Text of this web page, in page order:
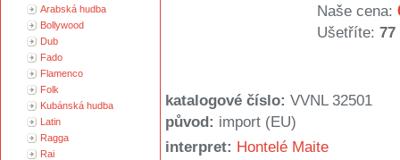
Arabská hudba
Bollywood
Dub
Fado
Flamenco
Folk
Kubánská hudba
Latin
Ragga
Rai
Naše cena:
Ušetříte: 77
katalogové číslo: VVNL 32501
původ: import (EU)
interpret: Hontelé Maite